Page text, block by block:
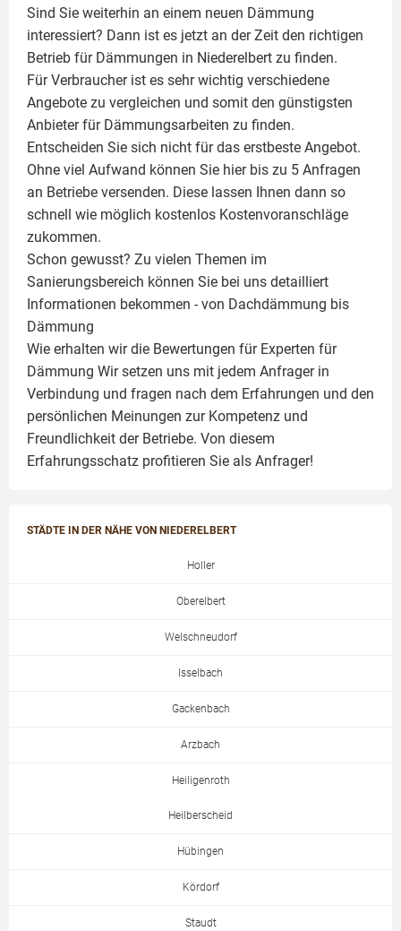
Sind Sie weiterhin an einem neuen Dämmung
interessiert? Dann ist es jetzt an der Zeit den richtigen
Betrieb für Dämmungen in Niederelbert zu finden.
Für Verbraucher ist es sehr wichtig verschiedene
Angebote zu vergleichen und somit den günstigsten
Anbieter für Dämmungsarbeiten zu finden.
Entscheiden Sie sich nicht für das erstbeste Angebot.
Ohne viel Aufwand können Sie hier bis zu 5 Anfragen
an Betriebe versenden. Diese lassen Ihnen dann so
schnell wie möglich kostenlos Kostenvoranschläge
zukommen.
Schon gewusst? Zu vielen Themen im
Sanierungsbereich können Sie bei uns detailliert
Informationen bekommen - von Dachdämmung bis
Dämmung
Wie erhalten wir die Bewertungen für Experten für
Dämmung Wir setzen uns mit jedem Anfrager in
Verbindung und fragen nach dem Erfahrungen und den
persönlichen Meinungen zur Kompetenz und
Freundlichkeit der Betriebe. Von diesem
Erfahrungsschatz profitieren Sie als Anfrager!
STÄDTE IN DER NÄHE VON NIEDERELBERT
Holler
Oberelbert
Welschneudorf
Isselbach
Gackenbach
Arzbach
Heiligenroth
Heilberscheid
Hübingen
Kördorf
Staudt